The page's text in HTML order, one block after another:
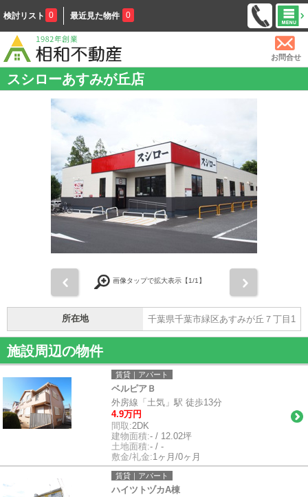
検討リスト 0 最近見た物件 0
お問合せ
スシローあすみが丘店
画像タップで拡大表示【1/1】
所在地 千葉県千葉市緑区あすみが丘７丁目1
施設周辺の物件
賃貸｜アパート
ベルピアＢ
外房線「土気」駅 徒歩13分
4.9万円
間取:2DK
建物面積:- / 12.02坪
土地面積:- / -
敷金/礼金:1ヶ月/0ヶ月
賃貸｜アパート
ハイツトヅカA棟